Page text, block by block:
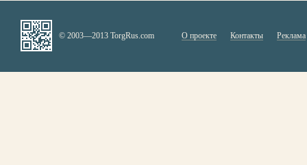
© 2003—2013 TorgRus.com О проекте Контакты Реклама